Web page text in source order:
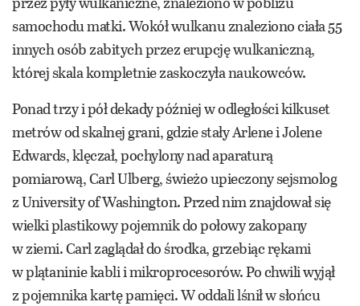
samochodu matki. Wokół wulkanu znaleziono ciała 55
innych osób zabitych przez erupcję wulkaniczną,
której skala kompletnie zaskoczyła naukowców.
Ponad trzy i pół dekady później w odległości kilkuset
metrów od skalnej grani, gdzie stały Arlene i Jolene
Edwards, klęczał, pochylony nad aparaturą
pomiarową, Carl Ulberg, świeżo upieczony sejsmolog
z University of Washington. Przed nim znajdował się
wielki plastikowy pojemnik do połowy zakopany
w ziemi. Carl zaglądał do środka, grzebiąc rękami
w plątaninie kabli i mikroprocesorów. Po chwili wyjął
z pojemnika kartę pamięci. W oddali lśnił w słońcu